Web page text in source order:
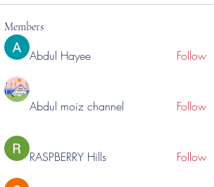
Members
Abdul Hayee Follow
Abdul moiz channel Follow
RASPBERRY Hills Follow